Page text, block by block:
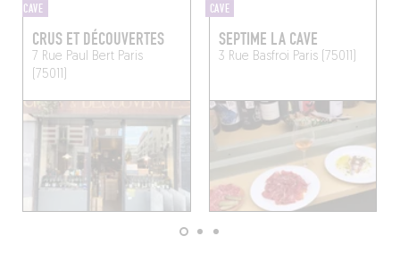
CAVE
CRUS ET DÉCOUVERTES
7 Rue Paul BertParis
(75011)
CAVE
SEPTIME LA CAVE
3 Rue Basfroi Paris (75011)